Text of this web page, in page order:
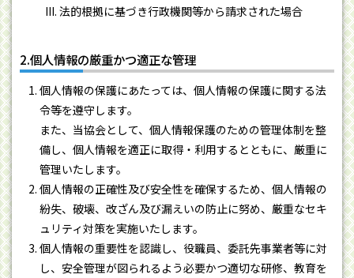
法的根拠に基づき行政機関等から請求された場合
2.個人情報の厳重かつ適正な管理
個人情報の保護にあたっては、個人情報の保護に関する法
令等を遵守します。
また、当協会として、個人情報保護のための管理体制を整
備し、個人情報を適正に取得・利用するとともに、厳重に
管理いたします。
個人情報の正確性及び安全性を確保するため、個人情報の
紛失、破壊、改ざん及び漏えいの防止に努め、厳重なセキ
ュリティ対策を実施いたします。
個人情報の重要性を認識し、役職員、委託先事業者等に対
し、安全管理が図られるよう必要かつ適切な研修、教育を